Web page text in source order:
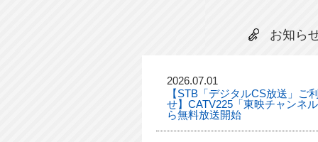
お知ら
2026.07.01
【STB「デジタルCS放送」ご
せ】CATV225「東映チャンネ
ら無料放送開始